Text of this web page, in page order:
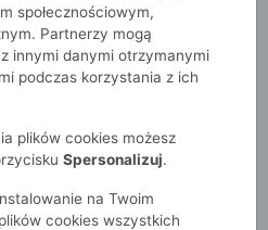
Kurtki
Przejściowe
społecznościowym,
Partnerzy mogą
innymi danymi otrzymanymi
podczas korzystania z ich
plików cookies możesz
Spersonalizuj.
na Twoim
cookies wszystkich